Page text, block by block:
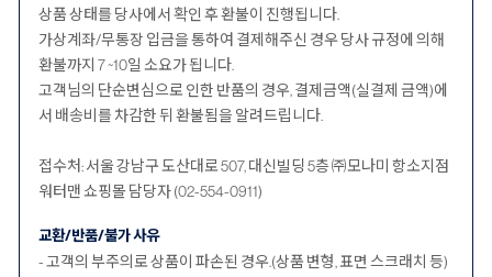
상품 상태를 당사에서 확인 후 환불이 진행됩니다.
가상계좌/무통장 입금을 통하여 결제해주신 경우 당사 규정에 의해
환불까지 7 ~10일 소요가 됩니다.
고객님의 단순변심으로 인한 반품의 경우, 결제금액(실결제 금액)에
서 배송비를 차감한 뒤 환불됨을 알려드립니다.
접수처: 서울 강남구 도산대로 507, 대신빌딩 5층 ㈜모나미 항소지점
워터맨 쇼핑몰 담당자 (02-554-0911)
교환/반품/불가 사유
- 고객의 부주의로 상품이 파손된 경우.(상품 변형, 표면 스크래치 등)